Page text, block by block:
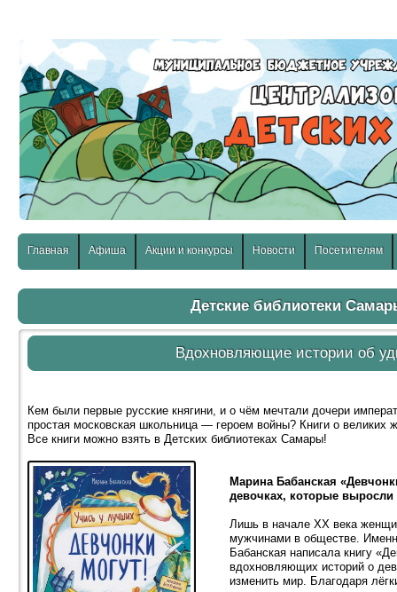
Главная Афиша Акции и конкурсы Новости Посетителям
Детские библиотеки
Вдохновляющие истории об
Кем были первые русские княгини, и о чём мечтали дочери
простая московская школьница — героем войны? Книги о
Все книги можно взять в Детских библиотеках Самары!
Марина Бабанская
девочках, которые
Лишь в начале XX века
мужчинами в обществе.
Бабанская написала книгу
вдохновляющих историй о
изменить мир. Благодаря